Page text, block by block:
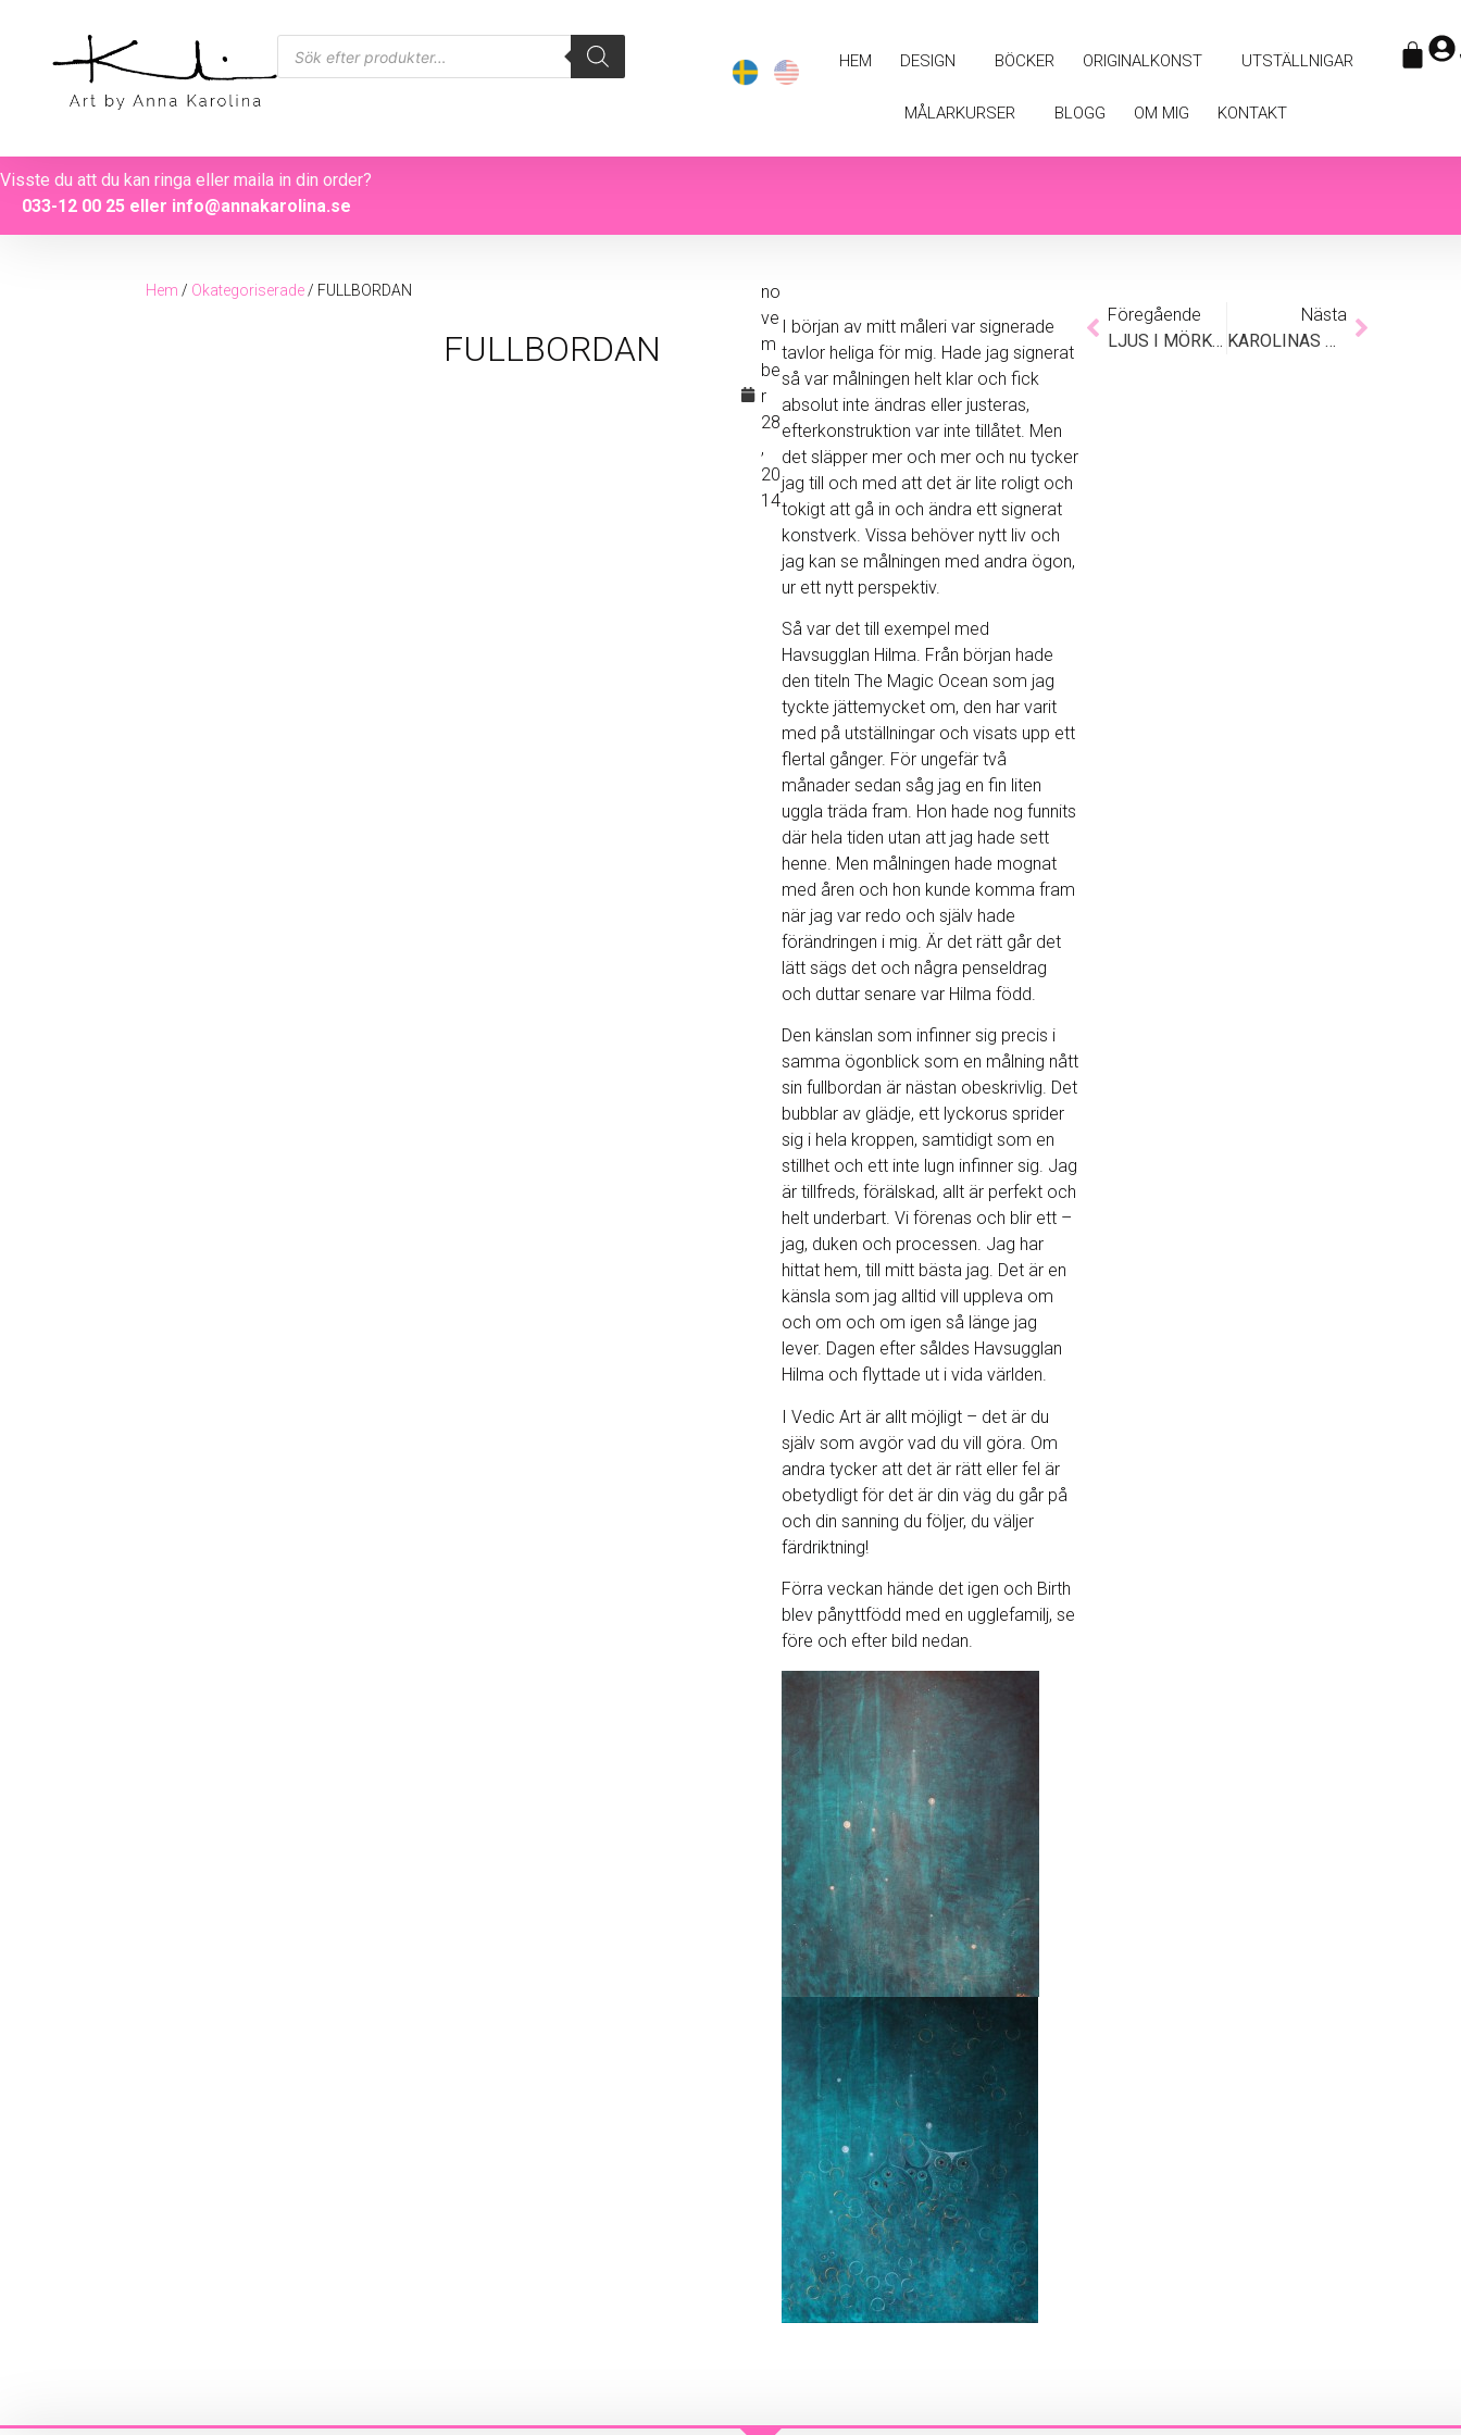
HEM DESIGN BÖCKER ORIGINALKONST UTSTÄLLNIGAR
MÅLARKURSER BLOGG OM MIG KONTAKT
Visste du att du kan ringa eller maila in din order?
033-12 00 25eller info@annakarolina.se
Hem / Okategoriserade / FULLBORDAN
FULLBORDAN
no
ve
m
be
r
28
,
20
14
I början av mitt måleri var signerade
tavlor heliga för mig. Hade jag signerat
så var målningen helt klar och fick
absolut inte ändras eller justeras,
efterkonstruktion var inte tillåtet. Men
det släpper mer och mer och nu tycker
jag till och med att det är lite roligt och
tokigt att gå in och ändra ett signerat
konstverk. Vissa behöver nytt liv och
jag kan se målningen med andra ögon,
ur ett nytt perspektiv.
Så var det till exempel med
Havsugglan Hilma. Från början hade
den titeln The Magic Ocean som jag
tyckte jättemycket om, den har varit
med på utställningar och visats upp ett
flertal gånger. För ungefär två
månader sedan såg jag en fin liten
uggla träda fram. Hon hade nog funnits
där hela tiden utan att jag hade sett
henne. Men målningen hade mognat
med åren och hon kunde komma fram
när jag var redo och själv hade
förändringen i mig. Är det rätt går det
lätt sägs det och några penseldrag
och duttar senare var Hilma född.
Den känslan som infinner sig precis i
samma ögonblick som en målning nått
sin fullbordan är nästan obeskrivlig. Det
bubblar av glädje, ett lyckorus sprider
sig i hela kroppen, samtidigt som en
stillhet och ett inte lugn infinner sig. Jag
är tillfreds, förälskad, allt är perfekt och
helt underbart. Vi förenas och blir ett –
jag, duken och processen. Jag har
hittat hem, till mitt bästa jag. Det är en
känsla som jag alltid vill uppleva om
och om och om igen så länge jag
lever. Dagen efter såldes Havsugglan
Hilma och flyttade ut i vida världen.
I Vedic Art är allt möjligt – det är du
själv som avgör vad du vill göra. Om
andra tycker att det är rätt eller fel är
obetydligt för det är din väg du går på
och din sanning du följer, du väljer
färdriktning!
Förra veckan hände det igen och Birth
blev pånyttfödd med en ugglefamilj, se
före och efter bild nedan.
Föregående
LJUS I MÖRKRET
Nästa
KAROLINAS KONSTKALENDER